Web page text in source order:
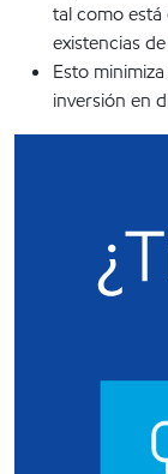
tal como
existencias
Esto
inversión en